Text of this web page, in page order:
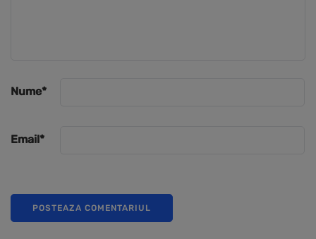
Nume*
Email *